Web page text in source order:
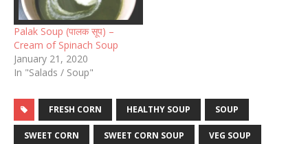
Palak Soup (पालक सूप) –
Cream of Spinach Soup
January 21, 2020
In "Salads / Soup"
FRESH CORN HEALTHY SOUP SOUP
SWEET CORN SWEET CORN SOUP VEG SOUP